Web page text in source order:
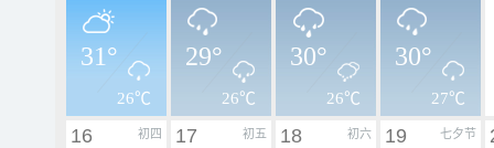
31°
26℃
29°
26℃
30°
26℃
30°
27℃
初四
16 初五
17 初六
18 七夕节
19